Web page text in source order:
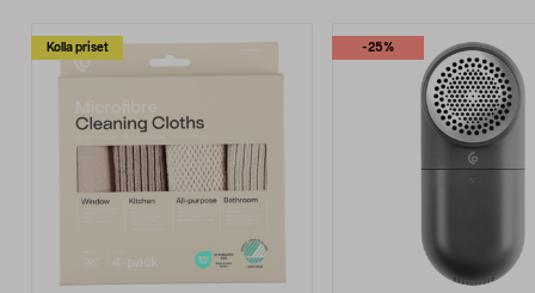
Kolla priset -25%